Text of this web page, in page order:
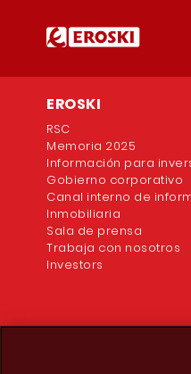
EROSKI
RSC
Memoria 2025
Información para
Gobierno corporativo
Canal interno de
Inmobiliaria
Sala de prensa
Trabaja con nosotros
Investors